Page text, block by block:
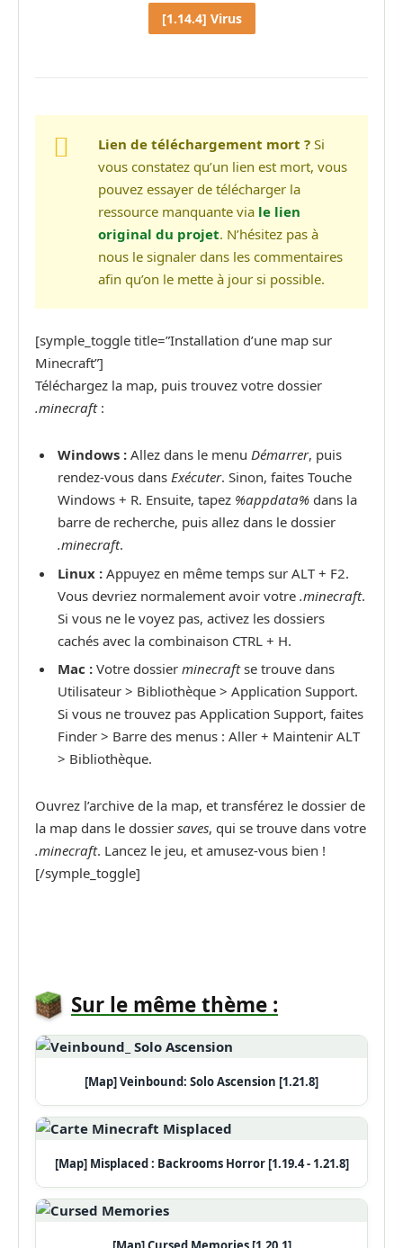
[1.14.4] Virus
Lien de téléchargement mort ? Si
vous constatez qu’un lien est mort, vous
pouvez essayer de télécharger la
ressource manquante via le lien
original du projet. N’hésitez pas à
nous le signaler dans les commentaires
afin qu’on le mette à jour si possible.
[symple_toggle title=”Installation d’une map sur
Minecraft”]
Téléchargez la map, puis trouvez votre dossier
.minecraft:
Windows : Allez dans le menu Démarrer, puis
rendez-vous dans Exécuter. Sinon, faites Touche
Windows + R. Ensuite, tapez %appdata% dans la
barre de recherche, puis allez dans le dossier
.minecraft.
Linux : Appuyez en même temps sur ALT + F2.
Vous devriez normalement avoir votre .minecraft.
Si vous ne le voyez pas, activez les dossiers
cachés avec la combinaison CTRL + H.
Mac : Votre dossier minecraftse trouve dans
Utilisateur > Bibliothèque > Application Support.
Si vous ne trouvez pas Application Support, faites
Finder > Barre des menus : Aller + Maintenir ALT
> Bibliothèque.
Ouvrez l’archive de la map, et transférez le dossier de
la map dans le dossier saves, qui se trouve dans votre
.minecraft. Lancez le jeu, et amusez-vous bien !
[/symple_toggle]
Sur le même thème :
[Map] Veinbound: Solo Ascension [1.21.8]
[Map] Misplaced : Backrooms Horror [1.19.4 - 1.21.8]